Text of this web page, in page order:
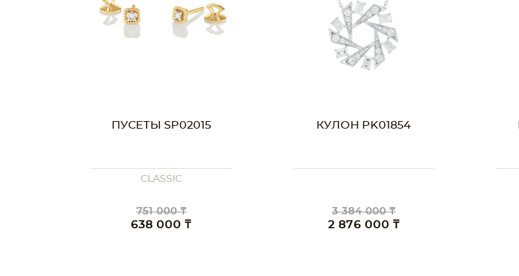
ПУСЕТЫ SP02015
CLASSIC
751 000 ₸
638 000 ₸
КУЛОН PK01854
3 384 000 ₸
2 876 000 ₸